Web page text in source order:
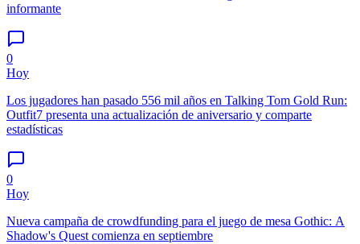
informante
0
Hoy
Los jugadores han pasado 556 mil años en Talking Tom Gold Run:
Outfit7 presenta una actualización de aniversario y comparte
estadísticas
0
Hoy
Nueva campaña de crowdfunding para el juego de mesa Gothic: A
Shadow's Quest comienza en septiembre